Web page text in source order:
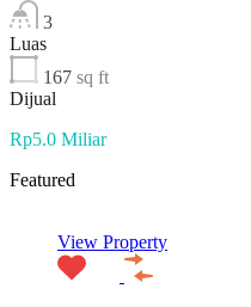
3
Luas
167 sq ft
Dijual
Rp5.0 Miliar
Featured
View Property